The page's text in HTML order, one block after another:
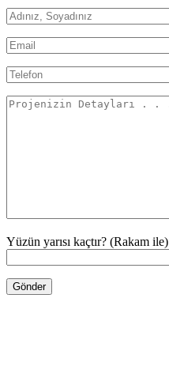
Yüzün yarısı kaçtır? (Rakam ile)